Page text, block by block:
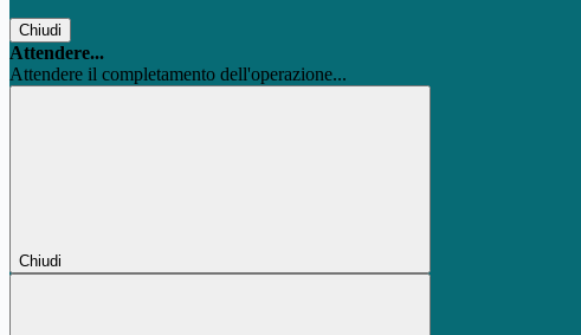
Chiudi
Attendere...
Attendere il completamento dell'operazione...
Chiudi